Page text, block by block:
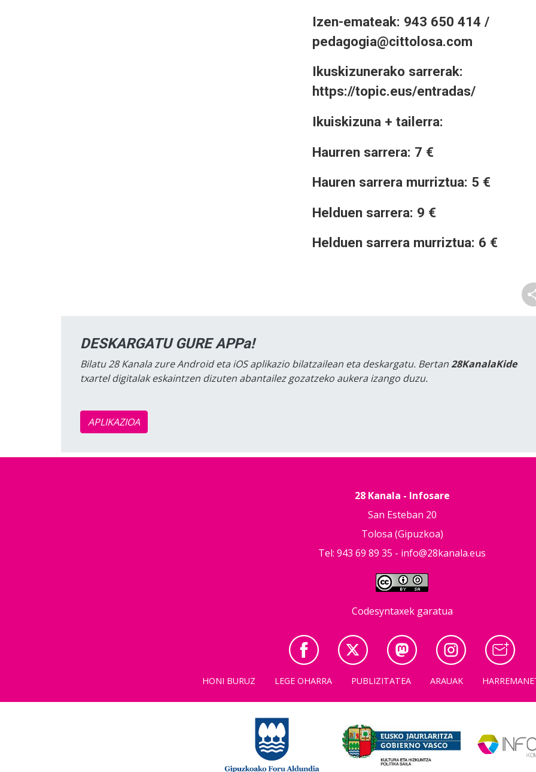
Izen-emateak: 943 650 414 /
pedagogia@cittolosa.com
Ikuskizunerako sarrerak:
https://topic.eus/entradas/
Ikuiskizuna + tailerra:
Haurren sarrera: 7 €
Hauren sarrera murriztua: 5 €
Helduen sarrera: 9 €
Helduen sarrera murriztua: 6 €
DESKARGATU GURE APPa!
Bilatu 28 Kanala zure Android eta iOS aplikazio bilatzailean eta deskargatu. Bertan28KanalaKide
txartel digitalak eskaintzen dizuten abantailez gozatzeko aukera izango duzu.
APLIKAZIOA
28 Kanala - Infosare
San Esteban 20
Tolosa (Gipuzkoa)
Tel: 943 69 89 35 - info@28kanala.eus
Codesyntaxek garatua
HONI BURUZ LEGE OHARRA PUBLIZITATEA ARAUAK